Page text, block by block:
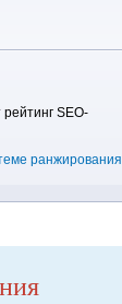
SEO-
ранжирования